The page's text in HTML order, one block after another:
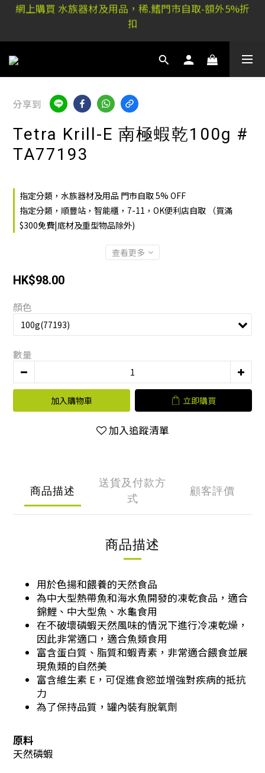
稀.鰭元朗店: 又新街51P號富祐閣16號地下｜ 稀.鰭旺角
店: 西洋菜南街101號金德行11樓
扣
稀.鰭元朗店: 又新街51P號富祐閣16號地下｜ 稀.鰭旺角
店: 西洋菜南街101號金德行11樓
分享到
Tetra Krill-E 南極蝦乾100g #
TA77193
指定分類，水族器材及用品 門市自取 5% OFF
指定分類，順豐站，智能櫃，7-11，OK便利店自取 （買滿
$300免費|底材及重型物品除外)
查看更多
HK$98.00
顏色
數量
加入購物車 立即購買
加入追蹤清單
商品描述
送貨及付款方
式
顧客評價
商品描述
用於色揚和餵養的天然食品
為中大型熱帶魚和海水魚開發的凍乾食品，適合
錦鯉、中大型魚、水龜食用
在不破壞磷蝦天然風味的情況下進行冷凍乾燥，
因此非常適口，適合魚類食用
富含蛋白質、脂質和蝦青素，非常適合餵食並展
現魚類的自然美
富含維生素 E，可促進食慾並增強對疾病的抵抗
力
為了保持品質，罐內裝有脫氧劑
原料
天然磷蝦